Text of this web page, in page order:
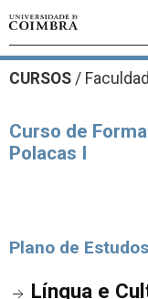
CURSOS /
Curso de
Polacas I
Plano de Estudos
Língua e